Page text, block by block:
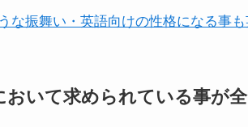
な振舞い・英語向けの性格になる事
いて求められている事が